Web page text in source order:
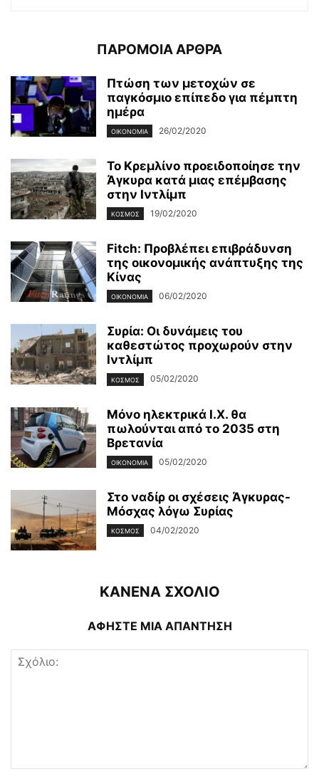
ΠΑΡΟΜΟΙΑ ΑΡΘΡΑ
Πτώση των μετοχών σε
παγκόσμιο επίπεδο για πέμπτη
ημέρα
ΟΙΚΟΝΟΜΊΑ 26/02/2020
Το Κρεμλίνο προειδοποίησε την
Άγκυρα κατά μιας επέμβασης
στην Ιντλίμπ
ΚΌΣΜΟΣ 19/02/2020
Fitch: Προβλέπει επιβράδυνση
της οικονομικής ανάπτυξης της
Κίνας
ΟΙΚΟΝΟΜΊΑ 06/02/2020
Συρία: Οι δυνάμεις του
καθεστώτος προχωρούν στην
Ιντλίμπ
ΚΌΣΜΟΣ 05/02/2020
Μόνο ηλεκτρικά Ι.Χ. θα
πωλούνται από το 2035 στη
Βρετανία
ΟΙΚΟΝΟΜΊΑ 05/02/2020
Στο ναδίρ οι σχέσεις Άγκυρας-
Μόσχας λόγω Συρίας
ΚΌΣΜΟΣ 04/02/2020
ΚΑΝΕΝΑ ΣΧΟΛΙΟ
ΑΦΗΣΤΕ ΜΙΑ ΑΠΑΝΤΗΣΗ